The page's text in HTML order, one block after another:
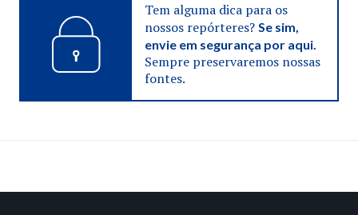
Tem alguma dica para os
nossos repórteres? Se sim,
envie em segurança por aqui.
Sempre preservaremos nossas
fontes.